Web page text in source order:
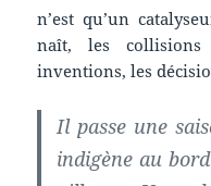
n’est qu’un
naît, les collisions
inventions, les
Il passe une
indigène au